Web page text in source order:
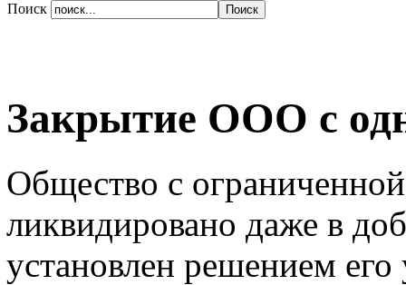
Поиск
Закрытие ООО с
Общество с
ликвидировано даже в
установлен решением его